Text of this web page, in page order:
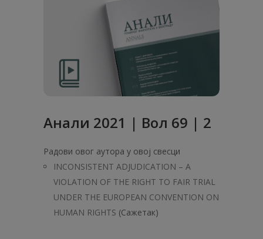
Анали 2021 | Вол 69 | 2
Радови овог аутора у овој свесци
INCONSISTENT ADJUDICATION – A
VIOLATION OF THE RIGHT TO FAIR TRIAL
UNDER THE EUROPEAN CONVENTION ON
HUMAN RIGHTS (Сажетак)